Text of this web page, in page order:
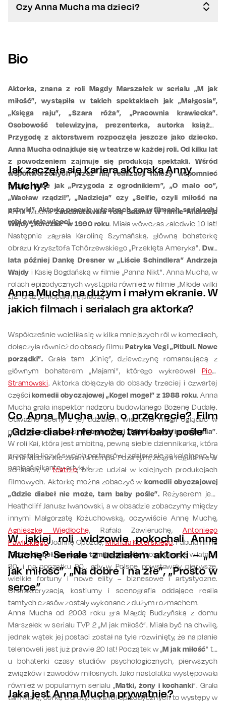
Czy Anna Mucha ma dzieci?
Bio
Aktorka, znana z roli Magdy Marszałek w serialu „M jak
miłość”, wystąpiła w takich spektaklach jak „Małgosia”,
„Księga raju”, „Szara róża”, „Pracownia krawiecka”.
Osobowość telewizyjna, prezenterka, autorka książki.
Przygodę z aktorstwem rozpoczęła jeszcze jako dziecko.
Anna Mucha odnajduje się w teatrze w każdej roli. Od kilku lat
z powodzeniem zajmuje się produkcją spektakli. Wśród
współtworzonych przez nią realizacji należy wspomnieć
tytuły takie jak „Przygoda z ogrodnikiem”, „O mało co”,
„Wacław rządzi!”, „Nadzieja” czy „Selfie, czyli miłość na
pstryk!”. Aktorka pracuje w teatrach, gra w filmach, serialach i
robi o wiele więcej.
Jak zaczęła się kariera aktorska Anny
Muchy?
Anna Muchazadebiutowała rolą Sabinki w filmie Andrzeja
Wajdy „Korczak” w 1990 roku. Miała wówczas zaledwie 10 lat!
Następnie zagrała Karolinę Szymańską, główną bohaterkę
obrazu Krzysztofa Tchórzewskiego „Przeklęta Ameryka”.Dwa
lata później Dankę Dresner w „Liście Schindlera” Andrzeja
Wajdy i Kasię Bogdańską w filmie „Panna Nikt”. Anna Mucha, w
rolach epizodycznych wystąpiła również w filmie „Młode wilki
1/2” oraz „Chłopaki nie płaczą”.
Anna Mucha na dużym i małym ekranie. W
jakich filmach i serialach gra aktorka?
Współcześnie wcieliła się w kilka mniejszych ról w komediach,
dołączyła również do obsady filmuPatryka Vegi „Pitbull. Nowe
porządki”. Grała tam „Kinię”, dziewczynę romansującą z
głównym bohaterem „Majami”, którego wykreował Piotr
Stramowski. Aktorka dołączyła do obsady trzeciej i czwartej
części komedii obyczajowej „Kogel mogel” z 1988 roku. Anna
Mucha grała inspektor nadzoru budowlanego Bożenę Dudałę.
Odważne sceny z jej udziałem widzowie mogli oglądać w
najnowszej produkcjiPatryka Vegi „Miłość, seks i pandemia”.
W roli Kai, która jest ambitną, pewną siebie dziennikarką, która
przestała liczyć swoich partnerów i zabiera się za kolejnego, by
napisać pikantny artykuł.
Co Anna Mucha wie o przekręcie? Film
„Gdzie diabeł nie może, tam baby pośle”
Anna Mucha nie zwalnia tempa. Poza tym, że gra regularnie w
serialach, wteatrze, bierze udział w kolejnych produkcjach
filmowych. Aktorkę można zobaczyć wkomedii obyczajowej
„Gdzie diabeł nie może, tam baby pośle”. Reżyserem jest
Heathcliff Janusz Iwanowski, a w obsadzie zobaczymy między
innymi Małgorzatę Kożuchowską, oczywiście Annę Muchę,
Agnieszkę Więdłochę, Rafała Zawieruchę,Antoniego
Pawlickiego, Joannę Opozdę,Michała Koterskiego. Fabuła filmu
„Gdzie diabeł nie może, tam baby pośle” rozgrywa się w latach
80. i na początku 90., gdy w Polsce powstawały pierwsze,
wielkie fortuny i nowe elity – biznesowe i artystyczne.
Charakteryzacja, kostiumy i scenografia oddające realia
tamtych czasów zostały wykonane z dużym rozmachem.
W jakiej roli widzowie pokochali Annę
Muchę? Seriale z udziałem aktorki – „M
jak miłość”, „Na dobre i na złe”, „Prosto w
serce”
Anna Mucha od 2003 roku gra Magdę Budzyńską z domu
Marszałek w serialu TVP 2 „M jak miłość”. Miała być na chwilę,
jednak wątek jej postaci został na tyle rozwinięty, że na planie
telenoweli jest już prawie 20 lat! Początek w „M jak miłość” to
u bohaterki czasy studiów psychologicznych, pierwszych
związków i zawodów miłosnych. Jako nastolatka występowała
również w popularnym serialu „Matki, żony i kochanki”. Grała
tam Klarę, córkę Doroty. Kilka ról epizodycznych to występy w
Jaka jest Anna Mucha prywatnie?